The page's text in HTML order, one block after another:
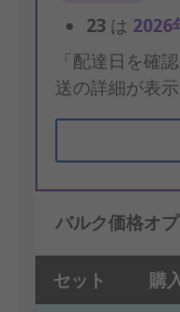
23 は 2026
「配達日を確
送の詳細が表示
バルク価格オ
セット 購